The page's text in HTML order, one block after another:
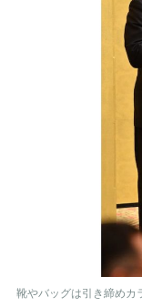
靴やバッグは引き締めカ